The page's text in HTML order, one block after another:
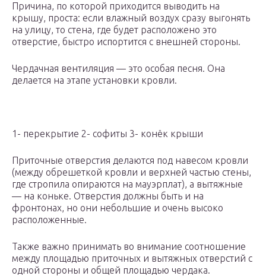
Причина, по которой приходится выводить на
крышу, проста: если влажный воздух сразу выгонять
на улицу, то стена, где будет расположено это
отверстие, быстро испортится с внешней стороны.
Чердачная вентиляция — это особая песня. Она
делается на этапе установки кровли.
1- перекрытие 2- софиты 3- конёк крыши
Приточные отверстия делаются под навесом кровли
(между обрешеткой кровли и верхней частью стены,
где стропила опираются на мауэрплат), а вытяжные
— на коньке. Отверстия должны быть и на
фронтонах, но они небольшие и очень высоко
расположенные.
Также важно принимать во внимание соотношение
между площадью приточных и вытяжных отверстий с
одной стороны и общей площадью чердака.